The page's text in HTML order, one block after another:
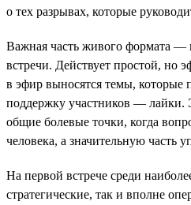
о тех разрывах, которые
Важная часть живого формата —
встречи. Действует простой, но
в эфир выносятся темы,
поддержку участников — лайки.
общие болевые точки, когда
человека, а значительную часть
На первой встрече среди
стратегические, так и вполне